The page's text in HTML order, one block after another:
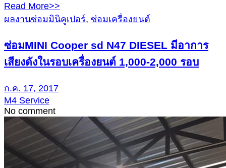
Read More>>
ผลงานซ่อมมินิคูเปอร์, ซ่อมเครื่องยนต์
ซ่อมMINI Cooper sd N47 DIESEL มีอาการ
เสียงดังในรอบเครื่องยนต์ 1,000-2,000 รอบ
ก.ค. 17, 2017
M4 Service
No comment